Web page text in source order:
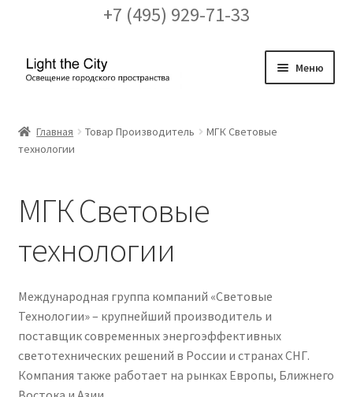
+7 (495) 929-71-33
Перейти
Перейти
Меню
FAQ про кронштейны
Заказ проекта освещения
Контакты
Главная Товар Производитель
МГК Световые
технологии
МГК Световые
технологии
Международная группа компаний «Световые
Технологии» – крупнейший производитель и
поставщик современных энергоэффективных
светотехнических решений в России и странах СНГ.
Компания также работает на рынках Европы, Ближнего